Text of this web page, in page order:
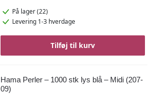
På lager (22)
Levering 1-3 hverdage
Tilføj til kurv
Hama Perler – 1000 stk lys blå – Midi (207-
09)